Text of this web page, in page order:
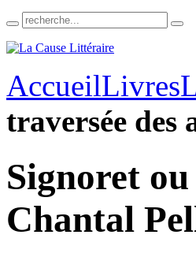
AccueilLivres
traversée des
Signoret
Chantal